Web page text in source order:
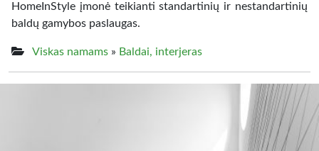
HomeInStyle įmonė teikianti standartinių ir nestandartinių
baldų gamybos paslaugas.
Viskas namams » Baldai, interjeras